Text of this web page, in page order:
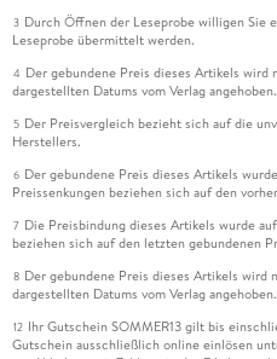
3 Durch Öffnen der Leseprobe willigen Sie
Leseprobe übermittelt werden.
4 Der gebundene Preis dieses Artikels wird
dargestellten Datums vom Verlag angehoben.
5 Der Preisvergleich bezieht sich auf die
Herstellers.
6 Der gebundene Preis dieses Artikels
Preissenkungen beziehen sich auf den
7 Die Preisbindung dieses Artikels wurde
beziehen sich auf den letzten gebundenen
8 Der gebundene Preis dieses Artikels wird
dargestellten Datums vom Verlag angehoben.
12 Ihr Gutschein SOMMER13 gilt bis
Gutschein ausschließlich online einlösen